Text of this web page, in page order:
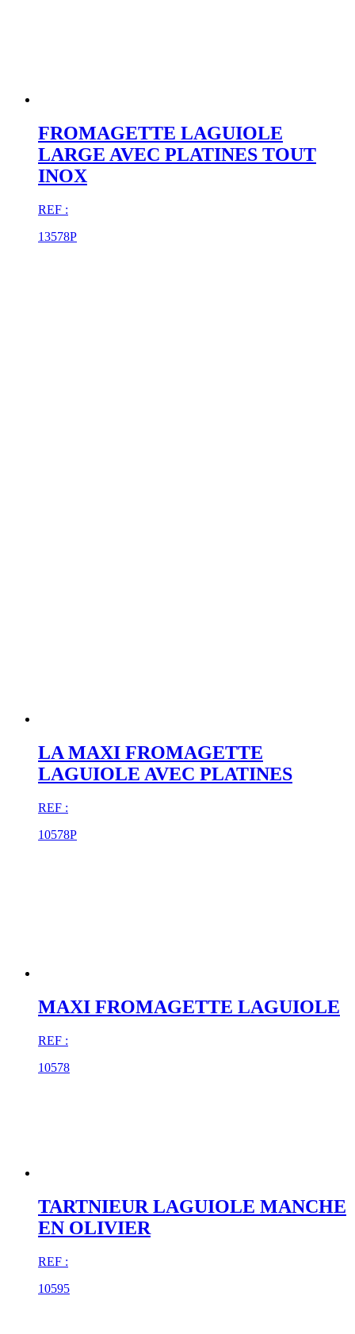
FROMAGETTE LAGUIOLE
LARGE AVEC PLATINES TOUT
INOX
REF :
13578P
LA MAXI FROMAGETTE
LAGUIOLE AVEC PLATINES
REF :
10578P
MAXI FROMAGETTE LAGUIOLE
REF :
10578
TARTNIEUR LAGUIOLE MANCHE
EN OLIVIER
REF :
10595